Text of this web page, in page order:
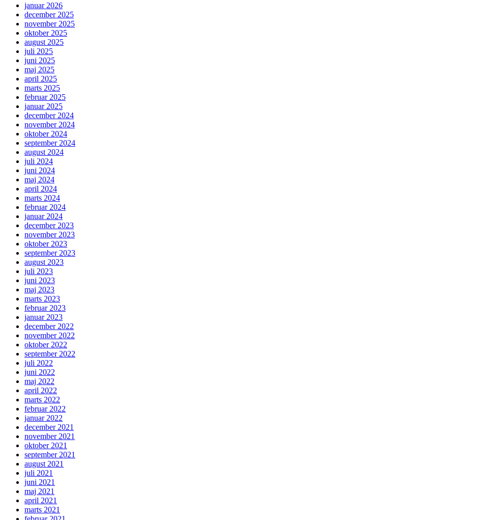
januar 2026
december 2025
november 2025
oktober 2025
august 2025
juli 2025
juni 2025
maj 2025
april 2025
marts 2025
februar 2025
januar 2025
december 2024
november 2024
oktober 2024
september 2024
august 2024
juli 2024
juni 2024
maj 2024
april 2024
marts 2024
februar 2024
januar 2024
december 2023
november 2023
oktober 2023
september 2023
august 2023
juli 2023
juni 2023
maj 2023
marts 2023
februar 2023
januar 2023
december 2022
november 2022
oktober 2022
september 2022
juli 2022
juni 2022
maj 2022
april 2022
marts 2022
februar 2022
januar 2022
december 2021
november 2021
oktober 2021
september 2021
august 2021
juli 2021
juni 2021
maj 2021
april 2021
marts 2021